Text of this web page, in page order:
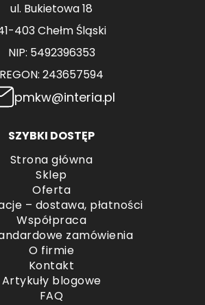
ul. Bukietowa 18
403 Chełm Śląski
NIP: 5492396353
REGON: 243657594
pmkw@interia.pl
SZYBKI DOSTĘP
Strona główna
Sklep
Oferta
– dostawa, płatności
Współpraca
zamówienia
O firmie
Kontakt
Artykuły blogowe
FAQ